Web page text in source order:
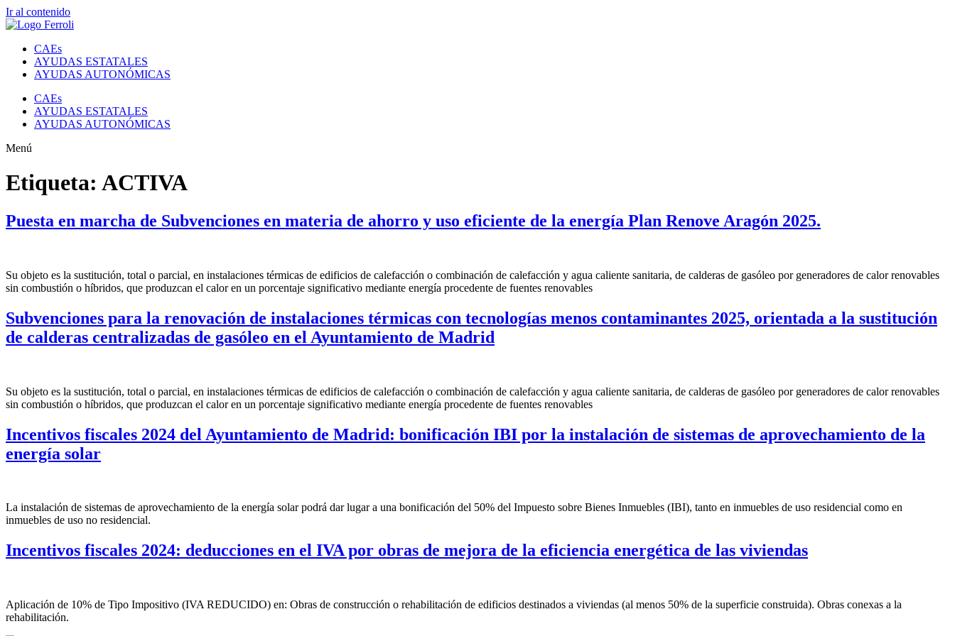
Ir al contenido
CAEs
AYUDAS ESTATALES
AYUDAS AUTONÓMICAS
CAEs
AYUDAS ESTATALES
AYUDAS AUTONÓMICAS
Menú
Etiqueta: ACTIVA
Puesta en marcha de Subvenciones en materia de ahorro y uso eficiente de la energía Plan Renove Aragón 2025.
Su objeto es la sustitución, total o parcial, en instalaciones térmicas de edificios de calefacción o combinación de calefacción y agua caliente sanitaria, de calderas de gasóleo por generadores de calor renovables
sin combustión o híbridos, que produzcan el calor en un porcentaje significativo mediante energía procedente de fuentes renovables
Subvenciones para la renovación de instalaciones térmicas con tecnologías menos contaminantes 2025, orientada a la sustitución
de calderas centralizadas de gasóleo en el Ayuntamiento de Madrid
Su objeto es la sustitución, total o parcial, en instalaciones térmicas de edificios de calefacción o combinación de calefacción y agua caliente sanitaria, de calderas de gasóleo por generadores de calor renovables
sin combustión o híbridos, que produzcan el calor en un porcentaje significativo mediante energía procedente de fuentes renovables
Incentivos fiscales 2024 del Ayuntamiento de Madrid: bonificación IBI por la instalación de sistemas de aprovechamiento de la
energía solar
La instalación de sistemas de aprovechamiento de la energía solar podrá dar lugar a una bonificación del 50% del Impuesto sobre Bienes Inmuebles (IBI), tanto en inmuebles de uso residencial como en
inmuebles de uso no residencial.
Incentivos fiscales 2024: deducciones en el IVA por obras de mejora de la eficiencia energética de las viviendas
Aplicación de 10% de Tipo Impositivo (IVA REDUCIDO) en: Obras de construcción o rehabilitación de edificios destinados a viviendas (al menos 50% de la superficie construida). Obras conexas a la
rehabilitación.